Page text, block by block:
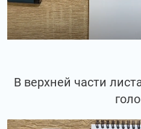
В верхней части